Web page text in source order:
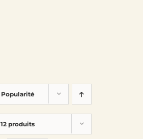
Popularité
12 produits